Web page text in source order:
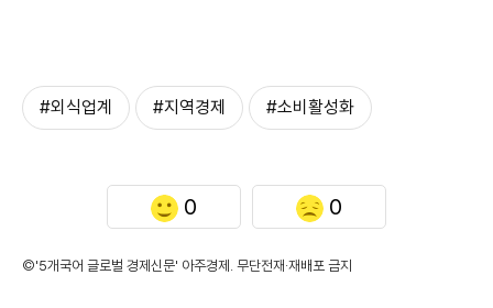
#외식업계 #지역경제 #소비활성화
0 0
©'5개국어 글로벌 경제신문' 아주경제. 무단전재·재배포 금지